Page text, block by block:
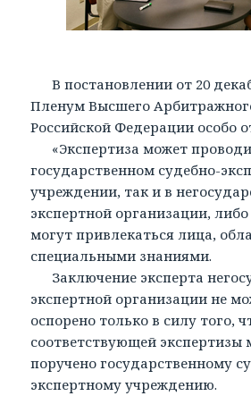
В постановлении от 20
Пленум Высшего
Российской Федерации особо
«Экспертиза может
государственном судебно-
учреждении, так и в
экспертной организации, либо
могут привлекаться лица,
специальными знаниями.
Заключение эксперта
экспертной организации не
оспорено только в силу того,
соответствующей экспертизы
поручено государственному
экспертному учреждению.